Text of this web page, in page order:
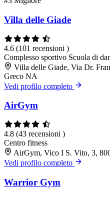
Villa delle Giade
4.6 (101 recensioni )
Complesso sportivo Scuola di
Villa delle Giade, Via Dr.
Greco NA
Vedi profilo completo
AirGym
4.8 (43 recensioni )
Centro fitness
AirGym, Vico I S. Vito, 3,
Vedi profilo completo
Warrior Gym